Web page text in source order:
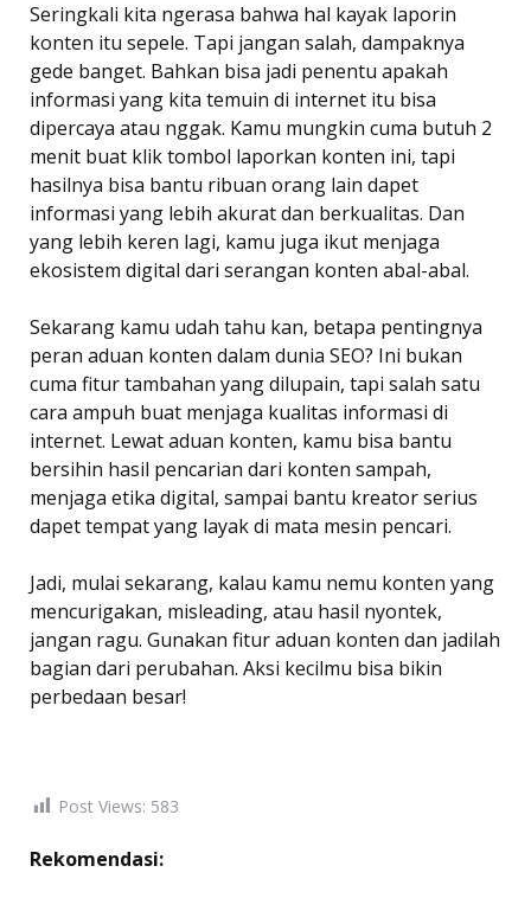
Seringkali kita ngerasa bahwa hal kayak laporin
konten itu sepele. Tapi jangan salah, dampaknya
gede banget. Bahkan bisa jadi penentu apakah
informasi yang kita temuin di internet itu bisa
dipercaya atau nggak. Kamu mungkin cuma butuh 2
menit buat klik tombol laporkan konten ini, tapi
hasilnya bisa bantu ribuan orang lain dapet
informasi yang lebih akurat dan berkualitas. Dan
yang lebih keren lagi, kamu juga ikut menjaga
ekosistem digital dari serangan konten abal-abal.
Sekarang kamu udah tahu kan, betapa pentingnya
peran aduan konten dalam dunia SEO? Ini bukan
cuma fitur tambahan yang dilupain, tapi salah satu
cara ampuh buat menjaga kualitas informasi di
internet. Lewat aduan konten, kamu bisa bantu
bersihin hasil pencarian dari konten sampah,
menjaga etika digital, sampai bantu kreator serius
dapet tempat yang layak di mata mesin pencari.
Jadi, mulai sekarang, kalau kamu nemu konten yang
mencurigakan, misleading, atau hasil nyontek,
jangan ragu. Gunakan fitur aduan konten dan jadilah
bagian dari perubahan. Aksi kecilmu bisa bikin
perbedaan besar!
Post Views: 583
Rekomendasi: